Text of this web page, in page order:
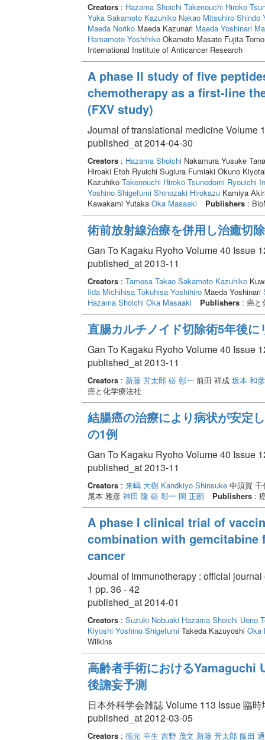
Creators: Hazama Shoichi Takenouchi Hiroko
Yuka Sakamoto Kazuhiko Nakao Mitsuhiro Shindo
Maeda NorikoMaeda Kazunari Maeda Yoshinari
Hamamoto YoshihikoOkamoto Masato Fujita
International Institute of Anticancer Research
A phase II study of five
chemotherapy as a first-line
(FXV study)
Journal of translational medicine Volume
published_at 2014-04-30
Creators: Hazama ShoichiNakamura Yusuke
Hiroaki Etoh Ryuichi Sugiura Fumiaki Okuno
Kazuhiko Takenouchi Hiroko Tsunedomi Ryouichi
Yoshino Shigefumi Shinozaki HirokazuKamiya
Kawakami Yutaka Oka Masaaki Publishers:
術前放射線治療を併用し治癒切
Gan To Kagaku Ryoho Volume 40 Issue
published_at 2013-11
Creators: Tamesa Takao Sakamoto Kazuhiko
Iida Michihisa Tokuhisa YoshihiroMaeda Yoshinari
Hazama Shoichi Oka Masaaki Publishers: 癌と
直腸カルチノイド切除術5年後
Gan To Kagaku Ryoho Volume 40 Issue
published_at 2013-11
Creators: 新藤 芳太郎 硲 彰一 前田 祥成 坂本 和彦
癌と化学療法社
結腸癌の治療により病状が安定
の1例
Gan To Kagaku Ryoho Volume 40 Issue
published_at 2013-11
Creators: 来嶋 大樹 Kandkiyo Shinsuke中須賀
尾本 雅彦 神田 隆 硲 彰一 岡 正朗 Publishers:
A phase I clinical trial of
combination with gemcitabine
cancer
Journal of Immunotherapy : official
1 pp. 36 - 42
published_at 2014-01
Creators: Suzuki Nobuaki Hazama Shoichi Ueno
Kiyoshi Yoshino ShigefumiTakeda Kazuyoshi Oka
Wilkins
高齢者手術における
後譫妄予測
日本外科学会雑誌 Volume 113 Issue 臨
published_at 2012-03-05
Creators: 徳光 幸生 吉野 茂文 新藤 芳太郎 飯田